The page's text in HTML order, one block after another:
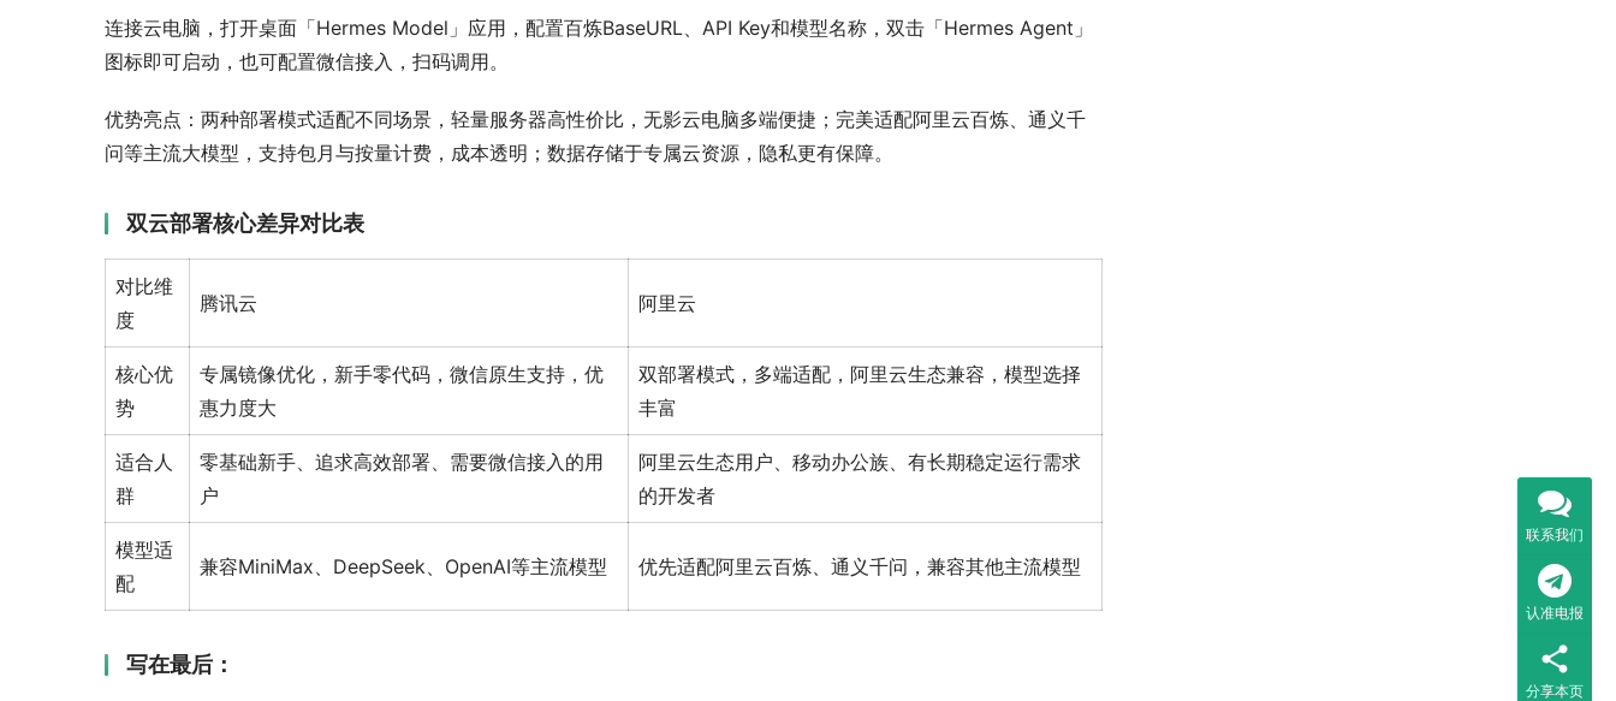
连接云电脑，打开桌面「Hermes Model」应用，配置百炼BaseURL、API Key和模型名称，双击「Hermes Agent」
图标即可启动，也可配置微信接入，扫码调用。
优势亮点：两种部署模式适配不同场景，轻量服务器高性价比，无影云电脑多端便捷；完美适配阿里云百炼、通义千
问等主流大模型，支持包月与按量计费，成本透明；数据存储于专属云资源，隐私更有保障。
双云部署核心差异对比表
对比维
度
腾讯云 阿里云
核心优
势
专属镜像优化，新手零代码，微信原生支持，优
惠力度大
双部署模式，多端适配，阿里云生态兼容，模型选择
丰富
适合人
群
零基础新手、追求高效部署、需要微信接入的用
户
阿里云生态用户、移动办公族、有长期稳定运行需求
的开发者
模型适
配
兼容MiniMax、DeepSeek、OpenAI等主流模型 优先适配阿里云百炼、通义千问，兼容其他主流模型
写在最后：
联系我们
认准电报
分享本页